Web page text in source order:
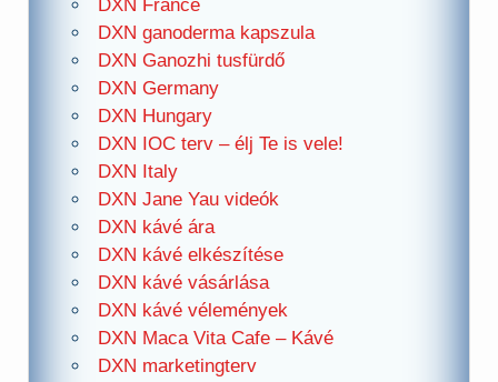
DXN France
DXN ganoderma kapszula
DXN Ganozhi tusfürdő
DXN Germany
DXN Hungary
DXN IOC terv – élj Te is vele!
DXN Italy
DXN Jane Yau videók
DXN kávé ára
DXN kávé elkészítése
DXN kávé vásárlása
DXN kávé vélemények
DXN Maca Vita Cafe – Kávé
DXN marketingterv